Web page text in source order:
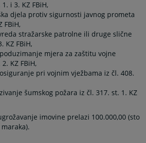
i 3. KZ FBiH,
djela protiv sigurnosti javnog prometa
FBiH,
stražarske patrolne ili druge slične
KZ FBiH,
mjera za zaštitu vojne
KZ FBiH,
pri vojnim vježbama iz čl. 408.
šumskog požara iz čl. 317. st. 1. KZ
imovine prelazi 100.000,00 (sto